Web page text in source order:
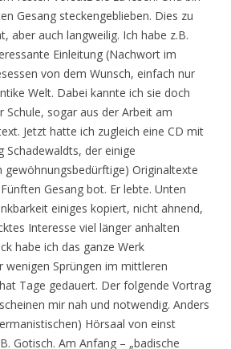
Gesang steckengeblieben. Dies zu
aber auch langweilig. Ich habe z.B.
Einleitung (Nachwort im
von dem Wunsch, einfach nur
Welt. Dabei kannte ich sie doch
Schule, sogar aus der Arbeit am
Jetzt hatte ich zugleich eine CD mit
Schadewaldts, der einige
gewöhnungsbedürftige) Originaltexte
Gesang bot. Er lebte. Unten
einiges kopiert, nicht ahnend,
Interesse viel länger anhalten
habe ich das ganze Werk
wenigen Sprüngen im mittleren
Tage gedauert. Der folgende Vortrag
mir nah und notwendig. Anders
Hörsaal von einst
Gotisch. Am Anfang – „badische